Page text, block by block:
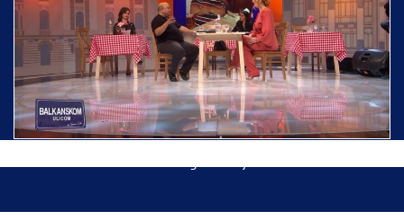
Ispraćaj Pojasa Presvete Bogorodice danas iz
Hrama Svetog Save